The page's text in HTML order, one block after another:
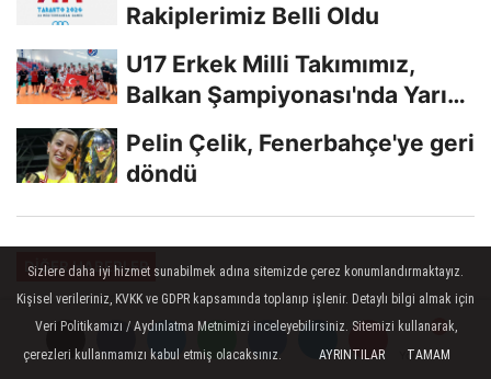
Yorumlar
Yorumlar
Yorumlar
Rakiplerimiz Belli Oldu
U17 Erkek Milli Takımımız,
Balkan Şampiyonası'nda Yarı
Pelin Çelik, Fenerbahçe'ye geri
döndü
DIĞER HABERLER
Yayınlanma: 25 Mayıs 2022 - 22:44
Festival Voleybol Midi Kızlarda
Yorumlar
Sizlere daha iyi hizmet sunabilmek adına sitemizde çerez konumlandırmaktayız.
Kişisel verileriniz, KVKK ve GDPR kapsamında toplanıp işlenir. Detaylı bilgi almak için
Veri Politikamızı / Aydınlatma Metnimizi inceleyebilirsiniz. Sitemizi kullanarak,
çerezleri kullanmamızı kabul etmiş olacaksınız.
AYRINTILAR TAMAM